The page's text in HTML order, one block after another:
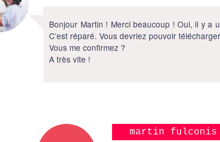
Bonjour Martin ! Merci beaucoup ! Oui, il y a
C’est réparé. Vous devriez pouvoir
Vous me confirmez ?
A très vite !
martin fulconis